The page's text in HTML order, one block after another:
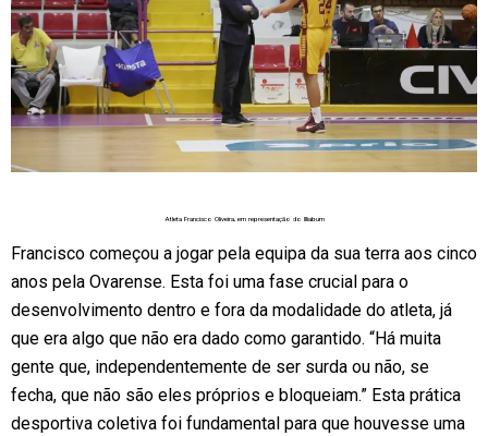
Atleta Francisco Oliveira, em representação do Illiabum
Francisco começou a jogar pela equipa da sua terra aos cinco
anos pela Ovarense. Esta foi uma fase crucial para o
desenvolvimento dentro e fora da modalidade do atleta, já
que era algo que não era dado como garantido. “Há muita
gente que, independentemente de ser surda ou não, se
fecha, que não são eles próprios e bloqueiam.” Esta prática
desportiva coletiva foi fundamental para que houvesse uma